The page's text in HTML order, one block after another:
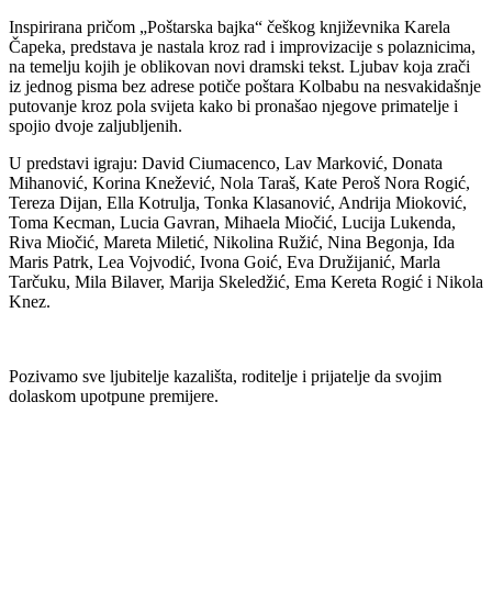
Inspirirana pričom „Poštarska bajka“ češkog književnika Karela
Čapeka, predstava je nastala kroz rad i improvizacije s polaznicima,
na temelju kojih je oblikovan novi dramski tekst. Ljubav koja zrači
iz jednog pisma bez adrese potiče poštara Kolbabu na nesvakidašnje
putovanje kroz pola svijeta kako bi pronašao njegove primatelje i
spojio dvoje zaljubljenih.
U predstavi igraju: David Ciumacenco, Lav Marković, Donata
Mihanović, Korina Knežević, Nola Taraš, Kate Peroš Nora Rogić,
Tereza Dijan, Ella Kotrulja, Tonka Klasanović, Andrija Mioković,
Toma Kecman, Lucia Gavran, Mihaela Miočić, Lucija Lukenda,
Riva Miočić, Mareta Miletić, Nikolina Ružić, Nina Begonja, Ida
Maris Patrk, Lea Vojvodić, Ivona Goić, Eva Družijanić, Marla
Tarčuku, Mila Bilaver, Marija Skeledžić, Ema Kereta Rogić i Nikola
Knez.
Pozivamo sve ljubitelje kazališta, roditelje i prijatelje da svojim
dolaskom upotpune premijere.